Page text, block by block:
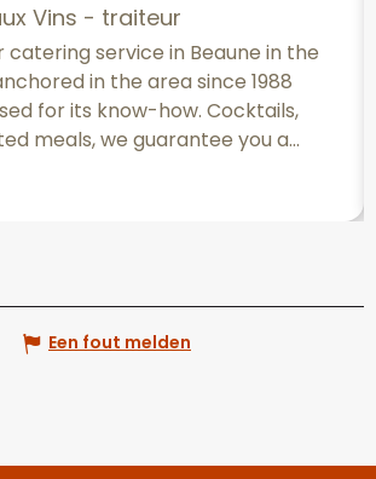
Vins - traiteur
catering service in Beaune in the
in the area since 1988
for its know-how. Cocktails,
meals, we guarantee you a...
Een fout melden